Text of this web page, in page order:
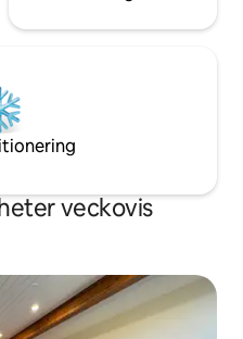
veckovis